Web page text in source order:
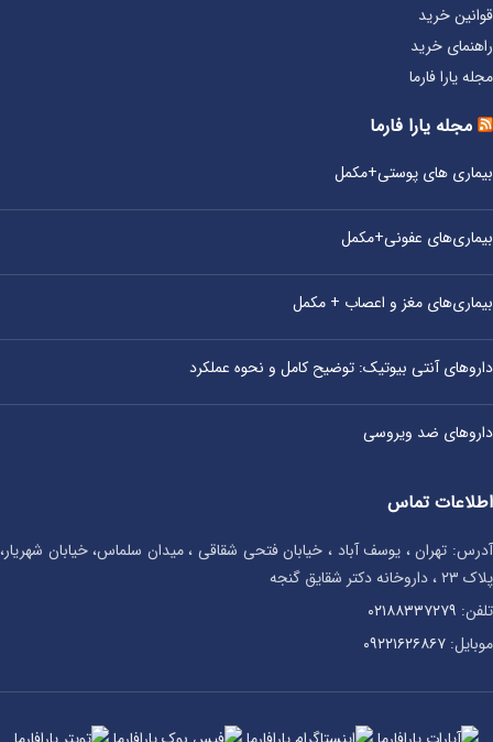
قوانین خرید
راهنمای خرید
مجله یارا فارما
مجله یارا فارما
بیماری‌ های پوستی+مکمل
بیماری‌های عفونی+مکمل
بیماری‌های مغز و اعصاب + مکمل
داروهای آنتی‌ بیوتیک: توضیح کامل و نحوه عملکرد
داروهای ضد ویروسی
اطلاعات تماس
آدرس: تهران ، یوسف آباد ، خیابان فتحی شقاقی ، میدان سلماس، خیابان شهریار،
پلاک ۲۳ ، داروخانه دکتر شقایق گنجه
تلفن: ۰۲۱۸۸۳۳۷۲۷۹
موبایل: ۰۹۲۲۱۶۲۶۸۶۷